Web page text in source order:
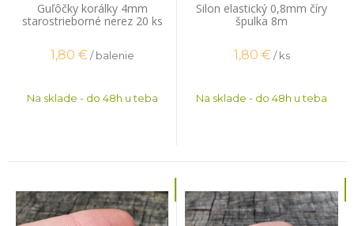
Guľôčky korálky 4mm
starostrieborné nerez 20 ks
1,80 € / balenie
Na sklade - do 48h u teba
Silon elastický 0,8mm číry
špulka 8m
1,80 € / ks
Na sklade - do 48h u teba